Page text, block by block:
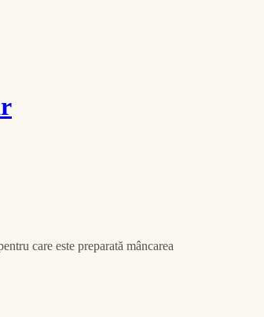
care este preparată mâncarea